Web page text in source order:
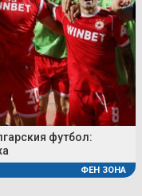
футбол:
ФЕН ЗОНА